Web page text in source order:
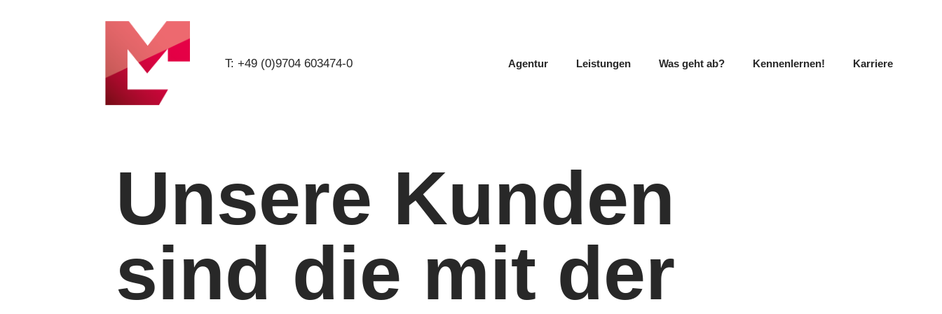
T: +49 (0)9704 603474-0 Agentur Leistungen Was geht ab? Kennenlernen! Karriere
Unsere Kunden
sind die mit der